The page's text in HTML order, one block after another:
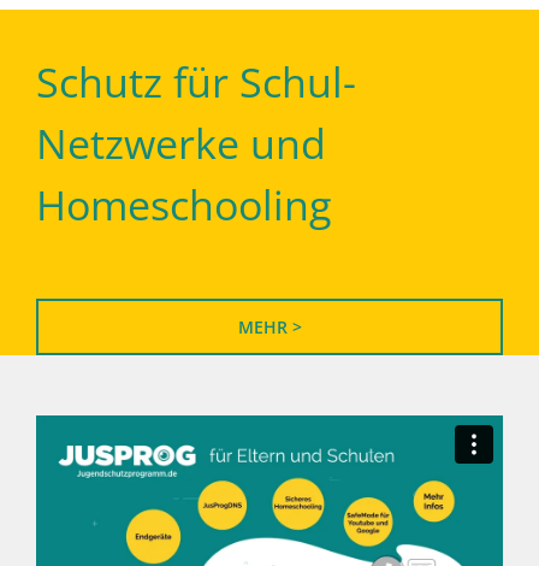
Schutz für Schul-
Netzwerke und
Homeschooling
MEHR >